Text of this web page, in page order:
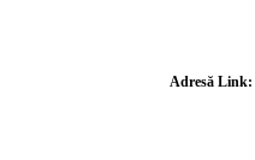
Adresă Link: